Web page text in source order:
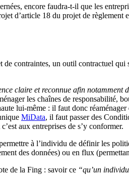
encore faudra-t-il que les
d’article 18 du projet de règlement
de contraintes, un outil contractuel
claire et reconnue afin
les chaînes de responsabilité,
lui-même : il faut donc
MiData, il faut passer des
aux entreprises de s’y conformer.
à l’individu de définir les
des données) ou en flux
de la Fing : savoir ce “qu’un